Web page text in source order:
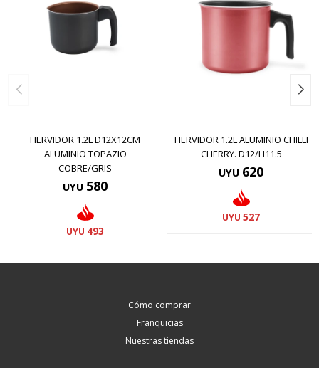
HERVIDOR 1.2L D12X12CM
ALUMINIO TOPAZIO
COBRE/GRIS
UYU 580
UYU 493
HERVIDOR 1.2L ALUMINIO CHILLI
CHERRY. D12/H11.5
UYU 620
UYU 527
Cómo comprar
Franquicias
Nuestras tiendas